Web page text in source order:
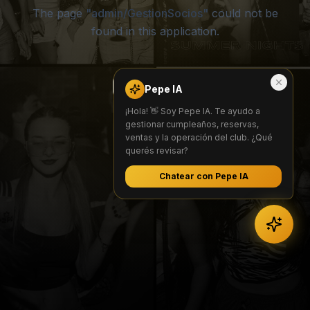
The page "admin/GestionSocios" could not be
found in this application.
Go Home
Pepe IA
¡Hola! 👋 Soy Pepe IA. Te ayudo a
gestionar cumpleaños, reservas,
ventas y la operación del club. ¿Qué
querés revisar?
Chatear con Pepe IA